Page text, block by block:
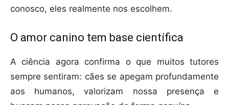
conosco, eles realmente nos escolhem.
O amor canino tem base científica
A ciência agora confirma o que muitos tutores
sempre sentiram: cães se apegam profundamente
aos humanos, valorizam nossa presença e